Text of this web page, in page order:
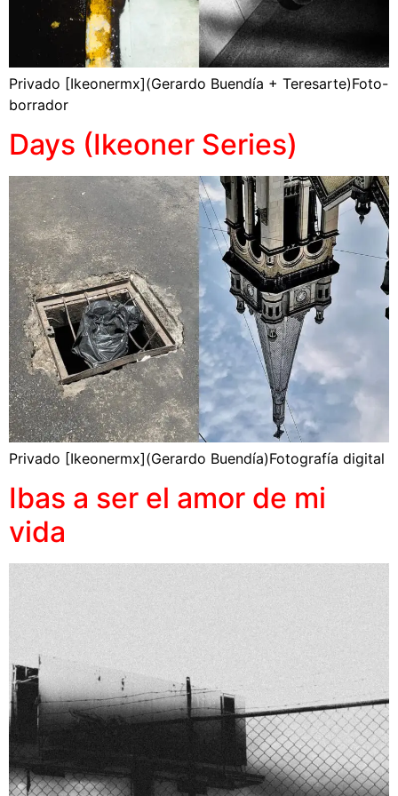
Privado [Ikeonermx](Gerardo Buendía + Teresarte)Foto-
borrador
Days (Ikeoner Series)
Privado [Ikeonermx](Gerardo Buendía)Fotografía digital
Ibas a ser el amor de mi
vida